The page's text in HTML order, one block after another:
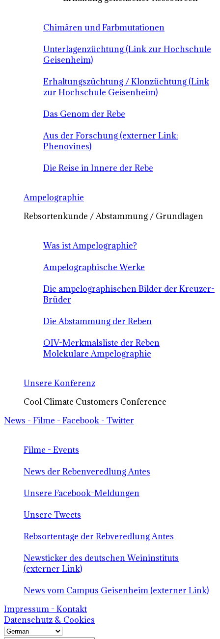
Chimären und Farbmutationen
Unterlagenzüchtung (Link zur Hochschule
Geisenheim)
Erhaltungszüchtung / Klonzüchtung (Link
zur Hochschule Geisenheim)
Das Genom der Rebe
Aus der Forschung (externer Link:
Phenovines)
Die Reise in Innere der Rebe
Ampelographie
Rebsortenkunde / Abstammung / Grundlagen
Was ist Ampelographie?
Ampelographische Werke
Die ampelographischen Bilder der Kreuzer-
Brüder
Die Abstammung der Reben
OIV-Merkmalsliste der Reben
Molekulare Ampelographie
Unsere Konferenz
Cool Climate Customers Conference
News - Filme - Facebook - Twitter
Filme - Events
News der Rebenveredlung Antes
Unsere Facebook-Meldungen
Unsere Tweets
Rebsortentage der Rebveredlung Antes
Newsticker des deutschen Weininstituts
(externer Link)
News vom Campus Geisenheim (externer Link)
Impressum - Kontakt
Datenschutz & Cookies